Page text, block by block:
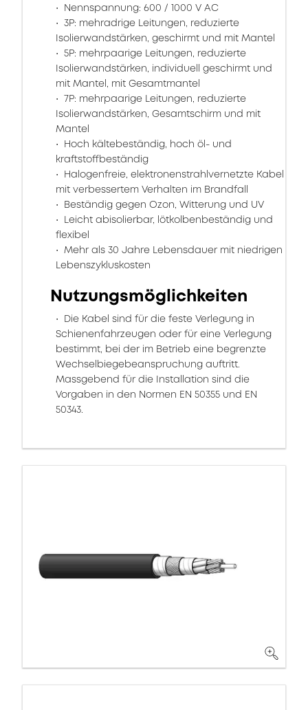
Nennspannung: 600 / 1000 V AC
3P: mehradrige Leitungen, reduzierte
Isolierwandstärken, geschirmt und mit Mantel
5P: mehrpaarige Leitungen, reduzierte
Isolierwandstärken, individuell geschirmt und
mit Mantel, mit Gesamtmantel
7P: mehrpaarige Leitungen, reduzierte
Isolierwandstärken, Gesamtschirm und mit
Mantel
Hoch kältebeständig, hoch öl- und
kraftstoffbeständig
Halogenfreie, elektronenstrahlvernetzte Kabel
mit verbessertem Verhalten im Brandfall
Beständig gegen Ozon, Witterung und UV
Leicht abisolierbar, lötkolbenbeständig und
flexibel
Mehr als 30 Jahre Lebensdauer mit niedrigen
Lebenszykluskosten
Nutzungsmöglichkeiten
Die Kabel sind für die feste Verlegung in
Schienenfahrzeugen oder für eine Verlegung
bestimmt, bei der im Betrieb eine begrenzte
Wechselbiegebeanspruchung auftritt.
Massgebend für die Installation sind die
Vorgaben in den Normen EN 50355 und EN
50343.